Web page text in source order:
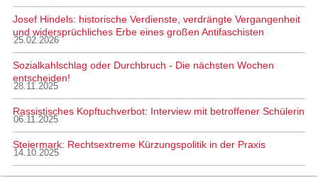
Josef Hindels: historische Verdienste, verdrängte Vergangenheit
und widersprüchliches Erbe eines großen Antifaschisten
25.02.2026
Sozialkahlschlag oder Durchbruch - Die nächsten Wochen
entscheiden!
28.11.2025
Rassistisches Kopftuchverbot: Interview mit betroffener Schülerin
06.11.2025
Steiermark: Rechtsextreme Kürzungspolitik in der Praxis
14.10.2025